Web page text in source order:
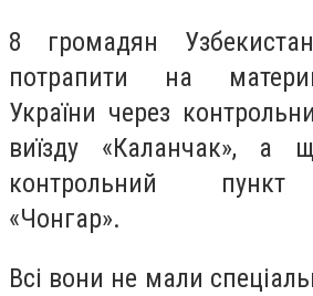
8 громадян
потрапити на
України через
виїзду «Каланчак»,
контрольний пункт
«Чонгар».
Всі вони не мали